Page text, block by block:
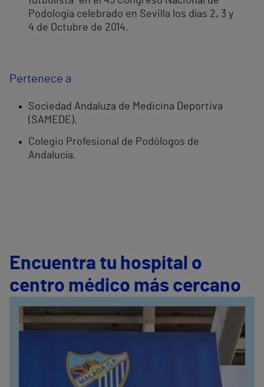
Podología celebrado en Sevilla los días 2, 3 y
4 de Octubre de 2014.
Pertenece a
Sociedad Andaluza de Medicina Deportiva
(SAMEDE).
Colegio Profesional de Podólogos de
Andalucía.
Encuentra tu hospital o
centro médico más cercano